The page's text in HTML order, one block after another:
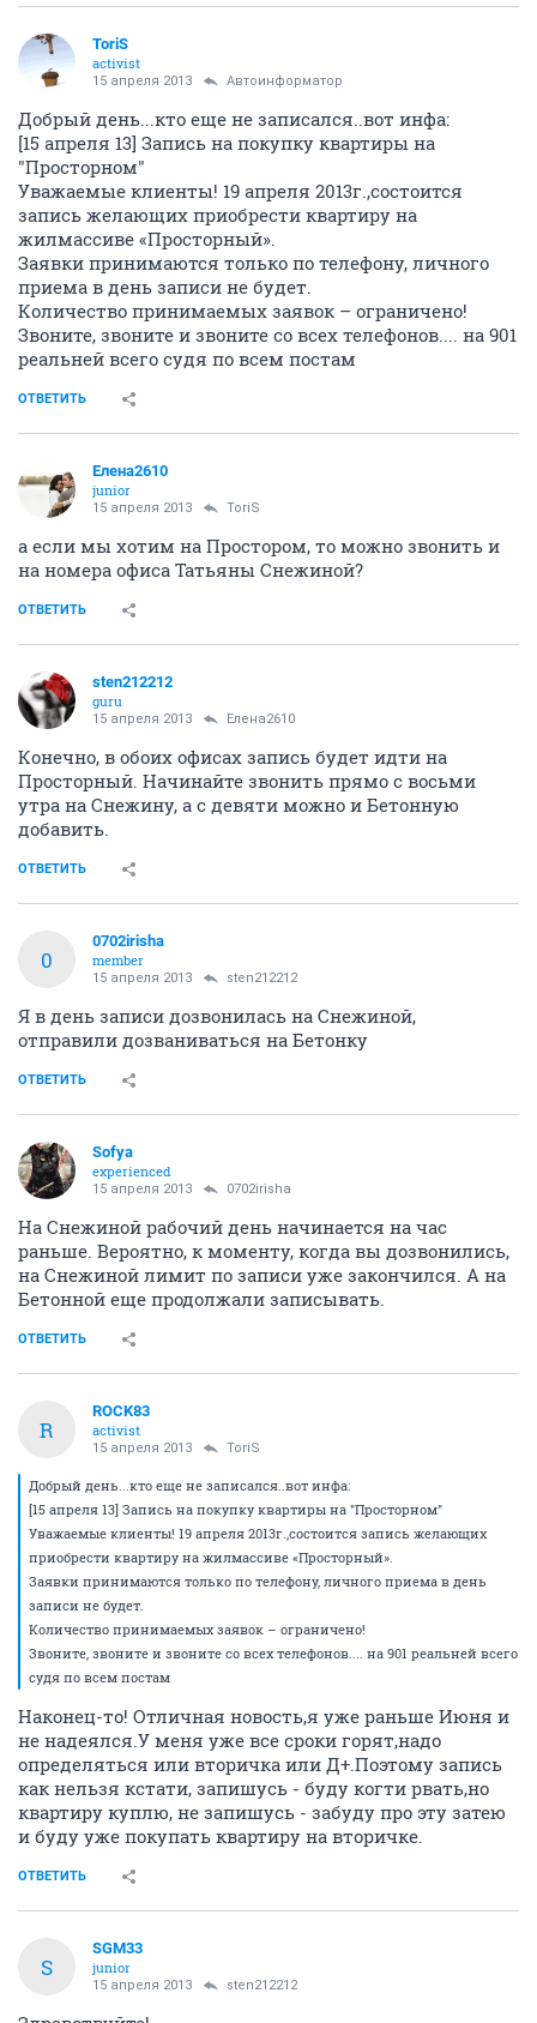
ToriS
activist
15 апреля 2013 Автоинформатор
Добрый день...кто еще не записался..вот инфа:
[15 апреля 13] Запись на покупку квартиры на
"Просторном"
Уважаемые клиенты! 19 апреля 2013г.,состоится
запись желающих приобрести квартиру на
жилмассиве «Просторный».
Заявки принимаются только по телефону, личного
приема в день записи не будет.
Количество принимаемых заявок – ограничено!
Звоните, звоните и звоните со всех телефонов.... на 901
реальней всего судя по всем постам
ОТВЕТИТЬ
Елена2610
junior
15 апреля 2013 ToriS
а если мы хотим на Простором, то можно звонить и
на номера офиса Татьяны Снежиной?
ОТВЕТИТЬ
sten212212
guru
15 апреля 2013 Елена2610
Конечно, в обоих офисах запись будет идти на
Просторный. Начинайте звонить прямо с восьми
утра на Снежину, а с девяти можно и Бетонную
добавить.
ОТВЕТИТЬ
0
0702irisha
member
15 апреля 2013 sten212212
Я в день записи дозвонилась на Снежиной,
отправили дозваниваться на Бетонку
ОТВЕТИТЬ
Sofya
experienced
15 апреля 2013 0702irisha
На Снежиной рабочий день начинается на час
раньше. Вероятно, к моменту, когда вы дозвонились,
на Снежиной лимит по записи уже закончился. А на
Бетонной еще продолжали записывать.
ОТВЕТИТЬ
R
ROCK83
activist
15 апреля 2013 ToriS
Добрый день...кто еще не записался..вот инфа:
[15 апреля 13] Запись на покупку квартиры на "Просторном"
Уважаемые клиенты! 19 апреля 2013г.,состоится запись желающих
приобрести квартиру на жилмассиве «Просторный».
Заявки принимаются только по телефону, личного приема в день
записи не будет.
Количество принимаемых заявок – ограничено!
Звоните, звоните и звоните со всех телефонов.... на 901 реальней всего
судя по всем постам
Наконец-то! Отличная новость,я уже раньше Июня и
не надеялся.У меня уже все сроки горят,надо
определяться или вторичка или Д+.Поэтому запись
как нельзя кстати, запишусь - буду когти рвать,но
квартиру куплю, не запишусь - забуду про эту затею
и буду уже покупать квартиру на вторичке.
ОТВЕТИТЬ
S
SGM33
junior
15 апреля 2013 sten212212